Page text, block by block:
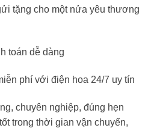
tặng cho một nửa yêu thương
toán dễ dàng
phí với điện hoa 24/7 uy tín
chuyên nghiệp, đúng hẹn
trong thời gian vận chuyển,